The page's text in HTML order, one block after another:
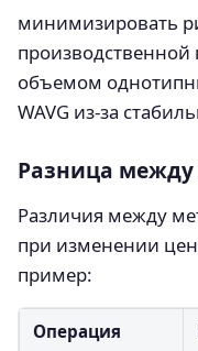
минимизировать
объемом
WAVG из-за
Разница между
Различия между
при изменении
пример:
Операция